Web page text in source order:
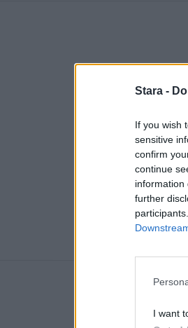
Stara -
If you wish
sensitive
confirm
continue
information
further
I want